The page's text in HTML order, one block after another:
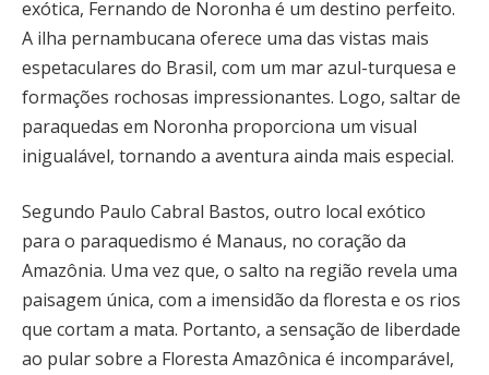
exótica, Fernando de Noronha é um destino perfeito.
A ilha pernambucana oferece uma das vistas mais
espetaculares do Brasil, com um mar azul-turquesa e
formações rochosas impressionantes. Logo, saltar de
paraquedas em Noronha proporciona um visual
inigualável, tornando a aventura ainda mais especial.
Segundo Paulo Cabral Bastos, outro local exótico
para o paraquedismo é Manaus, no coração da
Amazônia. Uma vez que, o salto na região revela uma
paisagem única, com a imensidão da floresta e os rios
que cortam a mata. Portanto, a sensação de liberdade
ao pular sobre a Floresta Amazônica é incomparável,